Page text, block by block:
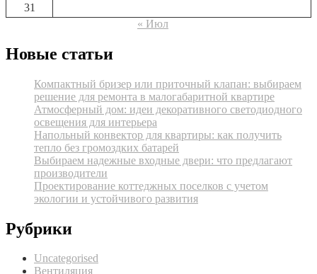
31
« Июл
Новые статьи
Компактный бризер или приточный клапан: выбираем
решение для ремонта в малогабаритной квартире
Атмосферный дом: идеи декоративного светодиодного
освещения для интерьера
Напольный конвектор для квартиры: как получить
тепло без громоздких батарей
Выбираем надежные входные двери: что предлагают
производители
Проектирование коттеджных поселков с учетом
экологии и устойчивого развития
Рубрики
Uncategorised
Вентиляция